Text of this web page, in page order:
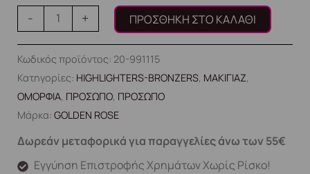
- + ΠΡΟΣΘΉΚΗ ΣΤΟ ΚΑΛΆΘΙ
Κωδικός προϊόντος: 20-991115
Κατηγορίες: HIGHLIGHTERS-BRONZERS, ΜΑΚΙΓΙΑΖ,
ΟΜΟΡΦΙΑ, ΠΡΟΣΩΠΟ, ΠΡΟΣΩΠΟ
Μάρκα: GOLDEN ROSE
Δωρεάν μεταφορικά για παραγγελίες άνω των 55€
Εγγύηση Επιστροφής Χρημάτων Χωρίς Ρίσκο!